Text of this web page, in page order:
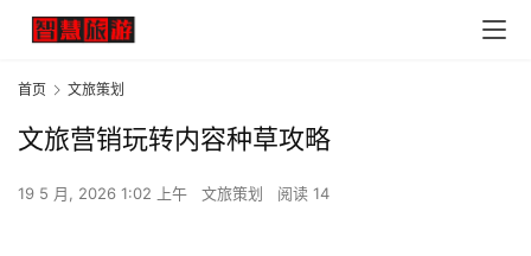
首页 文旅策划
文旅营销玩转内容种草攻略
19 5 月, 2026 1:02 上午 文旅策划 阅读 14